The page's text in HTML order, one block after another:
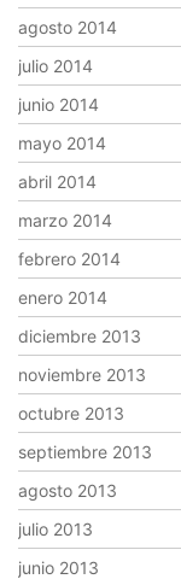
agosto 2014
julio 2014
junio 2014
mayo 2014
abril 2014
marzo 2014
febrero 2014
enero 2014
diciembre 2013
noviembre 2013
octubre 2013
septiembre 2013
agosto 2013
julio 2013
junio 2013